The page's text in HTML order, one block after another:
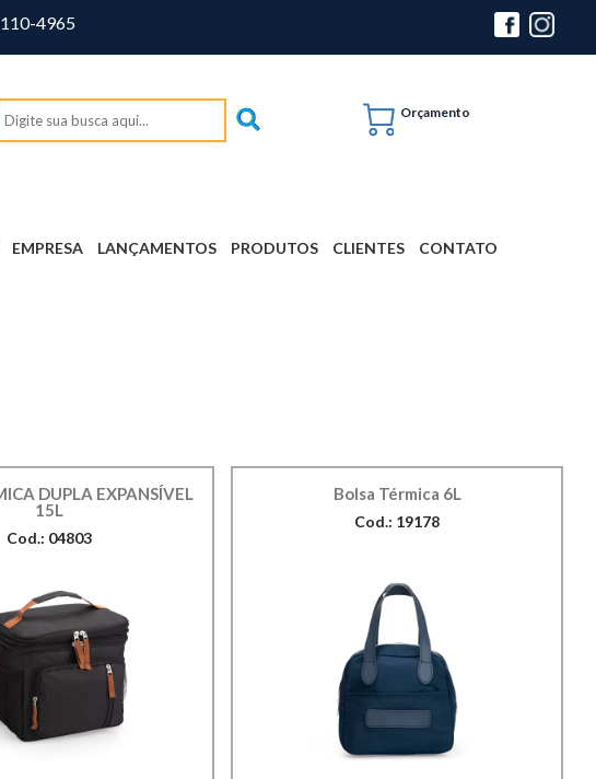
4965
Orçamento
EMPRESA LANÇAMENTOS PRODUTOS CLIENTES CONTATO
DUPLA EXPANSÍVEL
15L
Cod.: 04803
Bolsa Térmica 6L
Cod.: 19178